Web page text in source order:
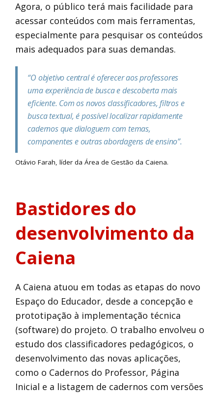
Agora, o público terá mais facilidade para
acessar conteúdos com mais ferramentas,
especialmente para pesquisar os conteúdos
mais adequados para suas demandas.
“O objetivo central é oferecer aos professores
uma experiência de busca e descoberta mais
eficiente. Com os novos classificadores, filtros e
busca textual, é possível localizar rapidamente
cadernos que dialoguem com temas,
componentes e outras abordagens de ensino”.
Otávio Farah, líder da Área de Gestão da Caiena.
Bastidores do
desenvolvimento da
Caiena
A Caiena atuou em todas as etapas do novo
Espaço do Educador, desde a concepção e
prototipação à implementação técnica
(software) do projeto. O trabalho envolveu o
estudo dos classificadores pedagógicos, o
desenvolvimento das novas aplicações,
como o Cadernos do Professor, Página
Inicial e a listagem de cadernos com versões